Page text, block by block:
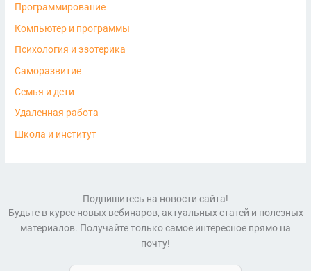
Программирование
Компьютер и программы
Психология и эзотерика
Саморазвитие
Семья и дети
Удаленная работа
Школа и институт
Подпишитесь на новости сайта!
Будьте в курсе новых вебинаров, актуальных статей и полезных
материалов. Получайте только самое интересное прямо на
почту!